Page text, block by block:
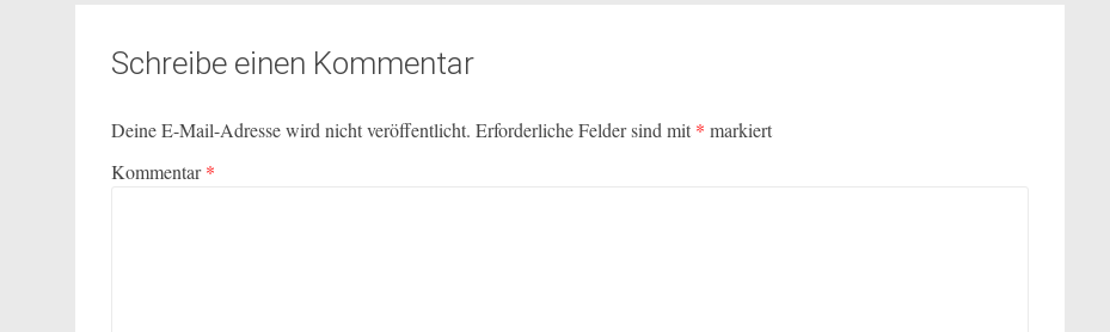
Schreibe einen Kommentar
Deine E-Mail-Adresse wird nicht veröffentlicht. Erforderliche Felder sind mit * markiert
Kommentar*